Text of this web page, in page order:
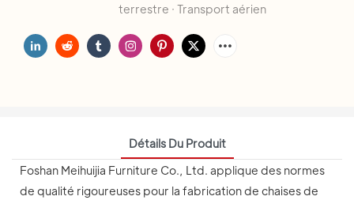
terrestre · Transport aérien
Détails Du Produit
Foshan Meihuijia Furniture Co., Ltd. applique des normes
de qualité rigoureuses pour la fabrication de chaises de